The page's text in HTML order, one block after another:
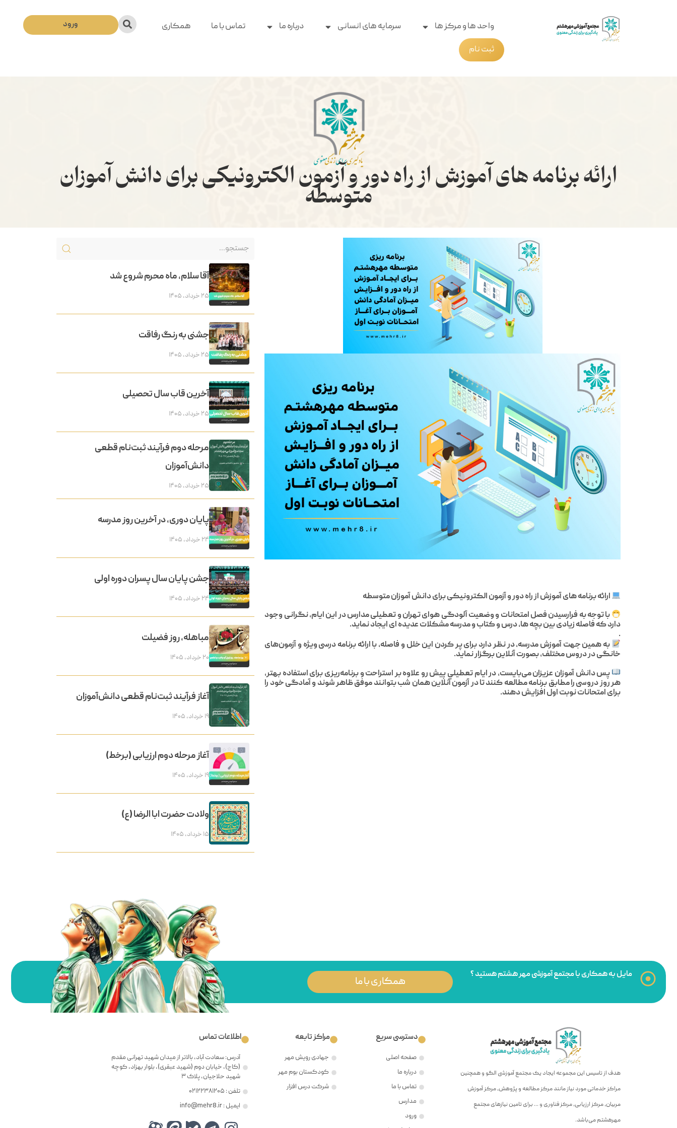
واحد ها و مرکز ها سرمایه های انسانی درباره ما تماس با ما
همکاری
ثبت نام
ورود
ارائه برنامه های آموزش از راه دور و آزمون الکترونیکی برای دانش آموزان
متوسطه
ارائه برنامه های آموزش از راه دور و آزمون الکترونیکی برای دانش آموزان متوسطه
با توجه به فرارسیدن فصل امتحانات و وضعیت آلودگی هوای تهران و تعطیلی مدارس در این ایام، نگرانی وجود
دارد که فاصله زیادی بین بچه ها، درس و کتاب و مدرسه مشکلات عدیده ای ایجاد نماید.
.
به همین جهت آموزش مدرسه، در نظر دارد برای پر کردن این خلل و فاصله، با ارائه برنامه درسی ویژه و آزمون‌های
خانگی در دروس مختلف، بصورت آنلاین برگزار نماید.
پس دانش آموزان عزیزان می‌بایست، در ایام تعطیلیِ پیش رو علاوه بر استراحت و برنامه‌ریزی برای استفاده بهتر،
هر روز دروسی را مطابق برنامه مطالعه کنند تا در آزمون آنلاین همان شب بتوانند موفق ظاهر شوند و آمادگی خود را
برای امتحانات نوبت اول افزایش دهند.
آقا سلام، ماه محرم شروع شد
۲۵ خرداد, ۱۴۰۵
جشنی به رنگ رفاقت
۲۵ خرداد, ۱۴۰۵
آخرین قاب سال تحصیلی
۲۵ خرداد, ۱۴۰۵
مرحله دوم فرآیند ثبت‌نام قطعی
دانش‌آموزان
۲۵ خرداد, ۱۴۰۵
پایان دوری، در آخرین روز مدرسه
۲۴ خرداد, ۱۴۰۵
جشن پایان سال پسران دوره اولی
۲۴ خرداد, ۱۴۰۵
مباهله، روز فضیلت
۲۰ خرداد, ۱۴۰۵
آغاز فرآیند ثبت‌نام قطعی دانش‌آموزان
۱۹ خرداد, ۱۴۰۵
آغاز مرحله دوم ارزیابی (برخط)
۱۹ خرداد, ۱۴۰۵
ولادت حضرت ابا الرضا (ع)
۱۵ خرداد, ۱۴۰۵
مایل به همکاری با مجتمع آموزشی مهر هشتم هستید ؟
همکاری با ما
هدف از تاسیس این مجموعه ایجاد یک مجتمع آموزشی الگو و همچنین
مراکز خدماتی مورد نیاز مانند مرکز مطالعه و پژوهش، مرکز آموزش
مربیان، مرکز ارزیابی، مرکز فناوری و … برای تامین نیازهای مجتمع
مهرهشتم می‌باشد.
دسترسی سریع
صفحه اصلی
درباره ما
تماس با ما
مدارس
ورود
مراکز تابعه
جهادی رویش مهر
کودکستان بوم مهر
شرکت درس افزار
اطلاعات تماس
آدرس: سعادت آباد، بالاتر از میدان شهید تهرانی مقدم
(کاج)، خیابان دوم (شهید عبقری)، بلوار بهزاد، کوچه
شهید حلاجیان، پلاک ۳
تلفن : ۰۲۱۲۲۳۸۱۲۰۵
ایمیل : info@mehr8.ir